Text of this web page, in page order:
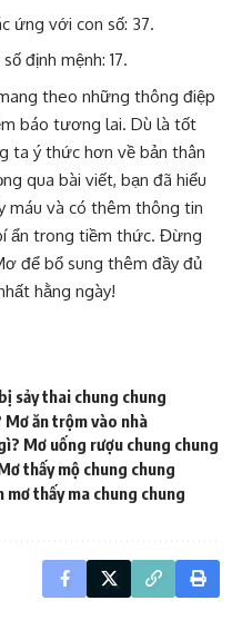
ứng với con số: 37.
định mệnh: 17.
theo những thông điệp
báo tương lai. Dù là tốt
ta ý thức hơn về bản thân
qua bài viết, bạn đã hiểu
máu và có thêm thông tin
ẩn trong tiềm thức. Đừng
để bổ sung thêm đầy đủ
hằng ngày!
sảy thai chung chung
ăn trộm vào nhà
Mơ uống rượu chung chung
thấy mộ chung chung
mơ thấy ma chung chung